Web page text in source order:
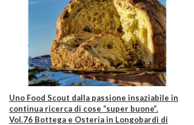
Uno Food Scout dalla passione insaziabile in
continua ricerca di cose “super buone”.
Vol.76 Bottega e Osteria in Longobardi di